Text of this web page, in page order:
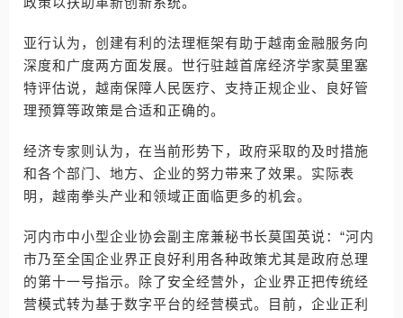
亚行认为，创建有利的法理框架有助于越南金融服务向
深度和广度两方面发展。世行驻越首席经济学家莫里塞
特评估说，越南保障人民医疗、支持正规企业、良好管
理预算等政策是合适和正确的。
经济专家则认为，在当前形势下，政府采取的及时措施
和各个部门、地方、企业的努力带来了效果。实际表
明，越南拳头产业和领域正面临更多的机会。
河内市中小型企业协会副主席兼秘书长莫国英说：“河内
市乃至全国企业界正良好利用各种政策尤其是政府总理
的第十一号指示。除了安全经营外，企业界正把传统经
营模式转为基于数字平台的经营模式。目前，企业正利